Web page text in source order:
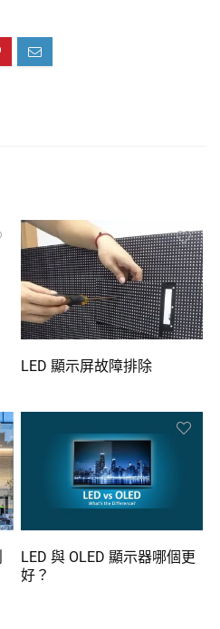
LED 顯示屏故障排除
LED 與 OLED 顯示器哪個更
好？